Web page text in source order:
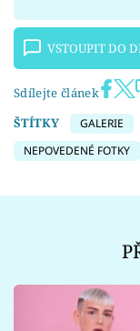
VSTOUPIT DO
Sdílejte článek
ŠTÍTKY
GALERIE
NEPOVEDENÉ FOTKY